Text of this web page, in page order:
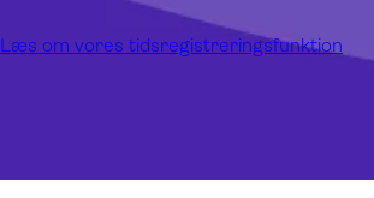
Læs om vores tidsregistreringsfunktion